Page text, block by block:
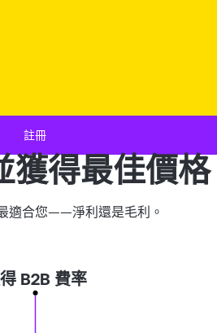
註冊
獲得最佳價格
適合您——淨利還是毛利。
B2B 費率